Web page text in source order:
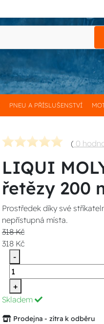
PNEU A PŘÍSLUŠENSTVÍ
( 0
LIQUI
řetězy 200
Prostředek díky své
nepřístupná místa.
318 Kč
318 Kč
-
+
Skladem
Prodejna - zítra k odběru